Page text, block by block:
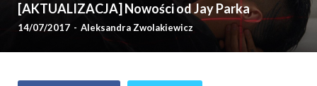
[AKTUALIZACJA] Nowości od Jay Parka
14/07/2017 - Aleksandra Zwolakiewicz